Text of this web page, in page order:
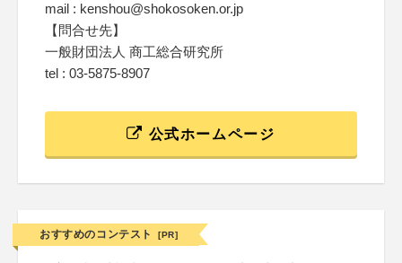
mail : kenshou@shokosoken.or.jp
【問合せ先】
一般財団法人 商工総合研究所
tel : 03-5875-8907
公式ホームページ
おすすめのコンテスト [PR]